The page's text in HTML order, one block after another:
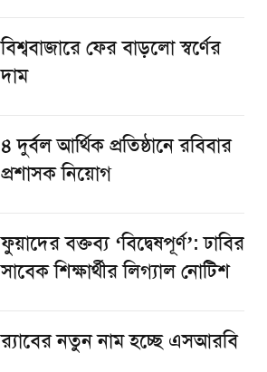
বিশ্ববাজারে ফের বাড়লো স্বর্ণের
দাম
৪ দুর্বল আর্থিক প্রতিষ্ঠানে রবিবার
প্রশাসক নিয়োগ
ফুয়াদের বক্তব্য ‘বিদ্বেষপূর্ণ’: ঢাবির
সাবেক শিক্ষার্থীর লিগ্যাল নোটিশ
র‌্যাবের নতুন নাম হচ্ছে এসআরবি